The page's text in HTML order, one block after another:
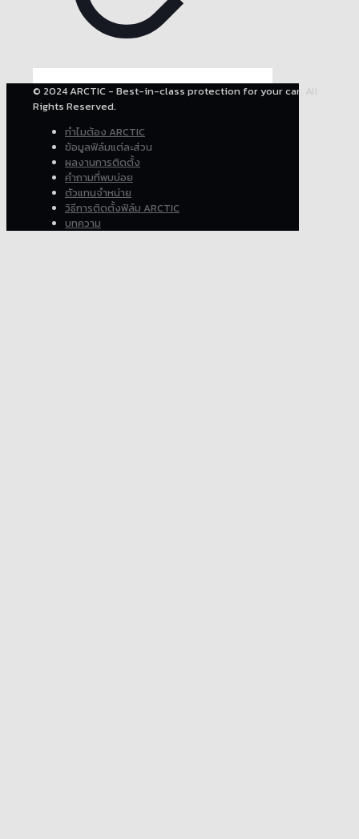
© 2024 ARCTIC - Best-in-class protection for your car. All
Rights Reserved.
ทำไมต้อง ARCTIC
ข้อมูลฟิล์มแต่ละส่วน
ผลงานการติดตั้ง
คำถามที่พบบ่อย
ตัวแทนจำหน่าย
วิธีการติดตั้งฟิล์ม ARCTIC
บทความ